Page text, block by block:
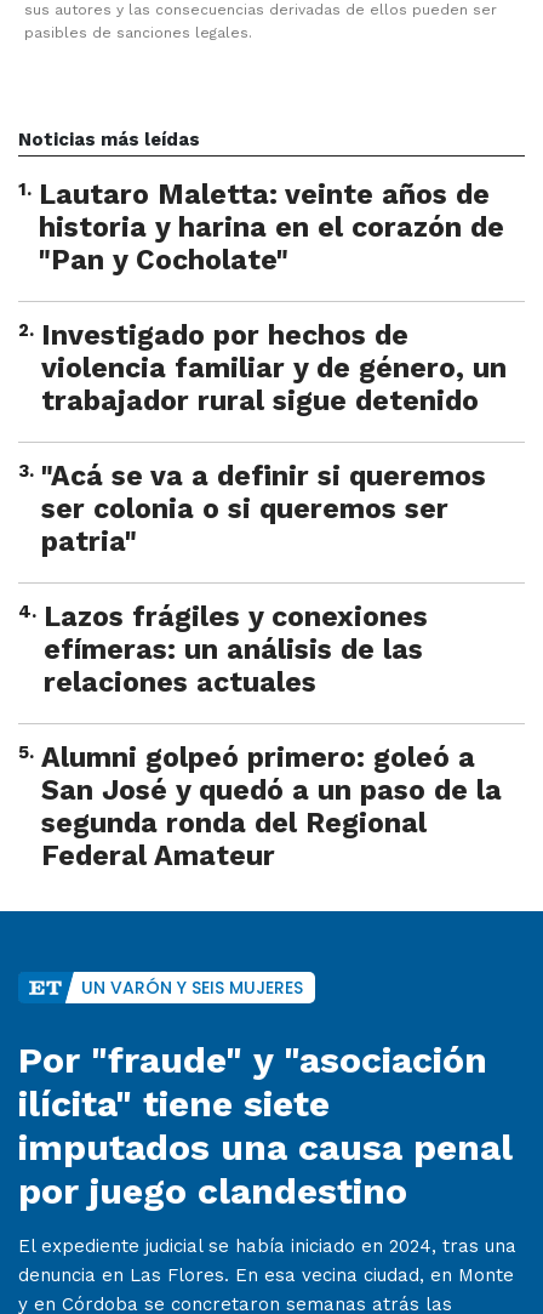
sus autores y las consecuencias derivadas de ellos pueden ser
pasibles de sanciones legales.
Noticias más leídas
1. Lautaro Maletta: veinte años de
historia y harina en el corazón de
"Pan y Cocholate"
2. Investigado por hechos de
violencia familiar y de género, un
trabajador rural sigue detenido
3. "Acá se va a definir si queremos
ser colonia o si queremos ser
patria"
4. Lazos frágiles y conexiones
efímeras: un análisis de las
relaciones actuales
5. Alumni golpeó primero: goleó a
San José y quedó a un paso de la
segunda ronda del Regional
Federal Amateur
UN VARÓN Y SEIS MUJERES
Por "fraude" y "asociación
ilícita" tiene siete
imputados una causa penal
por juego clandestino
El expediente judicial se había iniciado en 2024, tras una
denuncia en Las Flores. En esa vecina ciudad, en Monte
y en Córdoba se concretaron semanas atrás las